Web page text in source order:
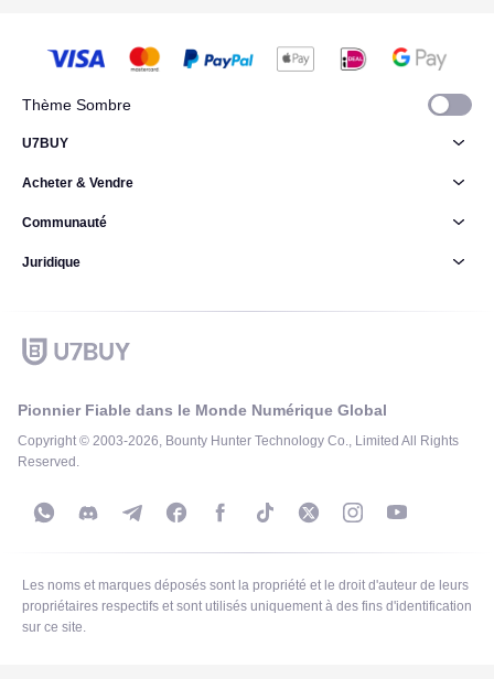
Thème Sombre
Pionnier Fiable dans le Monde Numérique Global
Copyright © 2003-2026, Bounty Hunter Technology Co., Limited All Rights
Reserved.
U7BUY
Acheter & Vendre
Communauté
Juridique
Les noms et marques déposés sont la propriété et le droit d'auteur de leurs
propriétaires respectifs et sont utilisés uniquement à des fins d'identification
sur ce site.